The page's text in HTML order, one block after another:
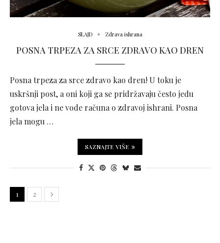
SLAJD Zdrava ishrana
POSNA TRPEZA ZA SRCE ZDRAVO KAO DREN
Posna trpeza za srce zdravo kao dren! U toku je
uskršnji post, a oni koji ga se pridržavaju često jedu
gotova jela i ne vode računa o zdravoj ishrani. Posna
jela mogu …
SAZNAJTE VIŠE
1 2